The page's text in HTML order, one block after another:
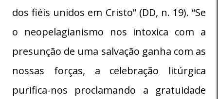
dos fiéis unidos em Cristo” (DD, n. 19). “Se
o neopelagianismo nos intoxica com a
presunção de uma salvação ganha com as
nossas forças, a celebração litúrgica
purifica-nos proclamando a gratuidade